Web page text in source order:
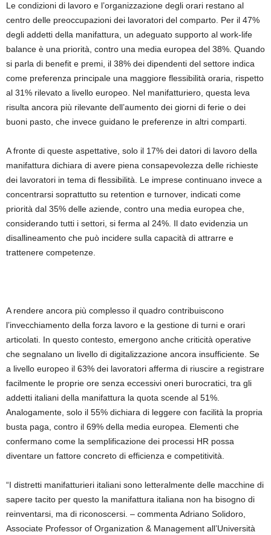
Le condizioni di lavoro e l’organizzazione degli orari restano al
centro delle preoccupazioni dei lavoratori del comparto. Per il 47%
degli addetti della manifattura, un adeguato supporto al work-life
balance è una priorità, contro una media europea del 38%. Quando
si parla di benefit e premi, il 38% dei dipendenti del settore indica
come preferenza principale una maggiore flessibilità oraria, rispetto
al 31% rilevato a livello europeo. Nel manifatturiero, questa leva
risulta ancora più rilevante dell’aumento dei giorni di ferie o dei
buoni pasto, che invece guidano le preferenze in altri comparti.
A fronte di queste aspettative, solo il 17% dei datori di lavoro della
manifattura dichiara di avere piena consapevolezza delle richieste
dei lavoratori in tema di flessibilità. Le imprese continuano invece a
concentrarsi soprattutto su retention e turnover, indicati come
priorità dal 35% delle aziende, contro una media europea che,
considerando tutti i settori, si ferma al 24%. Il dato evidenzia un
disallineamento che può incidere sulla capacità di attrarre e
trattenere competenze.
A rendere ancora più complesso il quadro contribuiscono
l’invecchiamento della forza lavoro e la gestione di turni e orari
articolati. In questo contesto, emergono anche criticità operative
che segnalano un livello di digitalizzazione ancora insufficiente. Se
a livello europeo il 63% dei lavoratori afferma di riuscire a registrare
facilmente le proprie ore senza eccessivi oneri burocratici, tra gli
addetti italiani della manifattura la quota scende al 51%.
Analogamente, solo il 55% dichiara di leggere con facilità la propria
busta paga, contro il 69% della media europea. Elementi che
confermano come la semplificazione dei processi HR possa
diventare un fattore concreto di efficienza e competitività.
“I distretti manifatturieri italiani sono letteralmente delle macchine di
sapere tacito per questo la manifattura italiana non ha bisogno di
reinventarsi, ma di riconoscersi. – commenta Adriano Solidoro,
Associate Professor of Organization & Management all’Università